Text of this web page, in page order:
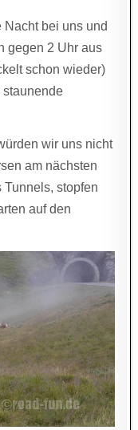
bei uns und
gegen 2 Uhr aus
schon wieder)
wir uns nicht
am nächsten
Tunnels, stopfen
auf den